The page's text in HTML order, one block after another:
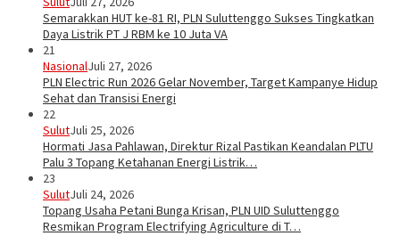
Semarakkan HUT ke-81 RI, PLN Suluttenggo Sukses Tingkatkan
Daya Listrik PT J RBM ke 10 Juta VA
21
NasionalJuli 27, 2026
PLN Electric Run 2026 Gelar November, Target Kampanye Hidup
Sehat dan Transisi Energi
22
SulutJuli 25, 2026
Hormati Jasa Pahlawan, Direktur Rizal Pastikan Keandalan PLTU
Palu 3 Topang Ketahanan Energi Listrik…
23
SulutJuli 24, 2026
Topang Usaha Petani Bunga Krisan, PLN UID Suluttenggo
Resmikan Program Electrifying Agriculture di T…